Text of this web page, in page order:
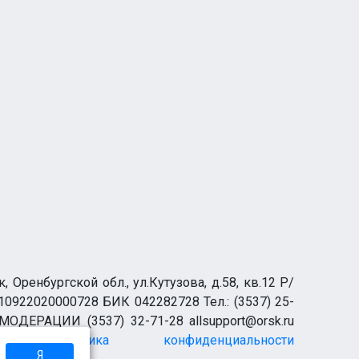
обл., ул.Кутузова, д.58, кв.12 Р/
БИК 042282728 Тел.: (3537) 25-
(3537) 32-71-28 allsupport@orsk.ru
Политика конфиденциальности
Я